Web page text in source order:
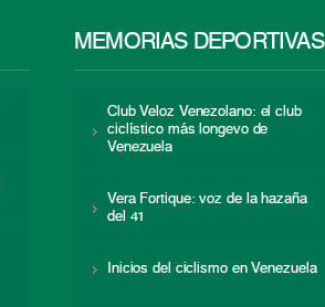
MEMORIAS DEPORTIVAS
Club Veloz Venezolano: el club
ciclístico más longevo de
Venezuela
Vera Fortique: voz de la hazaña
del 41
Inicios del ciclismo en Venezuela